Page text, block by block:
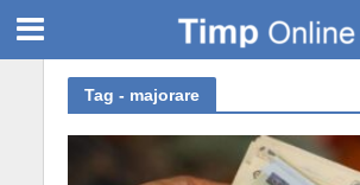
Tag - majorare